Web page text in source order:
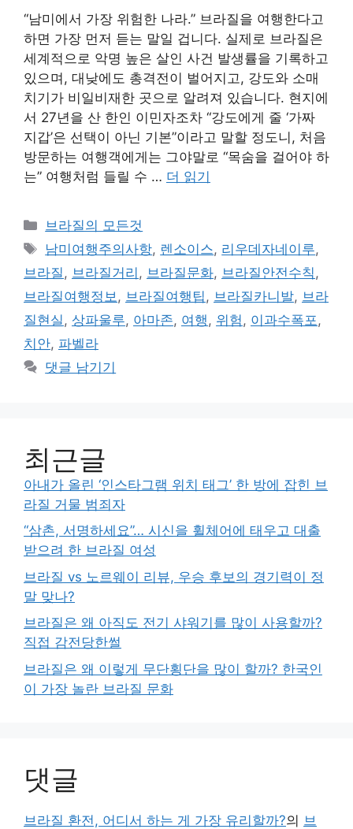
“남미에서 가장 위험한 나라.” 브라질을 여행한다고
하면 가장 먼저 듣는 말일 겁니다. 실제로 브라질은
세계적으로 악명 높은 살인 사건 발생률을 기록하고
있으며, 대낮에도 총격전이 벌어지고, 강도와 소매
치기가 비일비재한 곳으로 알려져 있습니다. 현지에
서 27년을 산 한인 이민자조차 “강도에게 줄 ‘가짜
지갑’은 선택이 아닌 기본”이라고 말할 정도니, 처음
방문하는 여행객에게는 그야말로 “목숨을 걸어야 하
는” 여행처럼 들릴 수 … 더 읽기
카
테
고
리
브라질의 모든것
태
그
남미여행주의사항, 렌소이스, 리우데자네이루,
브라질 , 브라질거리 , 브라질문화, 브라질안전수칙 ,
브라질여행정보 , 브라질여행팁 , 브라질카니발, 브라
질현실 , 상파울루, 아마존, 여행 , 위험 , 이과수폭포 ,
치안, 파벨라
댓글 남기기
최근글
아내가 올린 ‘인스타그램 위치 태그’ 한 방에 잡힌 브
라질 거물 범죄자
“삼촌, 서명하세요”… 시신을 휠체어에 태우고 대출
받으려 한 브라질 여성
브라질 vs 노르웨이 리뷰, 우승 후보의 경기력이 정
말 맞나?
브라질은 왜 아직도 전기 샤워기를 많이 사용할까?
직접 감전당한썰
브라질은 왜 이렇게 무단횡단을 많이 할까? 한국인
이 가장 놀란 브라질 문화
댓글
브라질 환전, 어디서 하는 게 가장 유리할까?의 브